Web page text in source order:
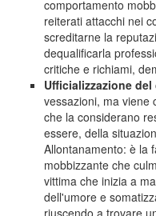
comportamento
reiterati attacchi nei
screditarne la
dequalificarla
critiche e richiami,
Ufficializzazione del
vessazioni, ma viene
che la considerano
essere, della
Allontanamento: è la
mobbizzante che
vittima che inizia a
dell'umore e
riuscendo a trovare